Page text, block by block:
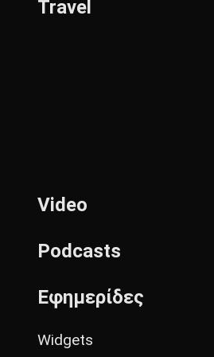
Travel
Video
Podcasts
Εφημερίδες
Widgets